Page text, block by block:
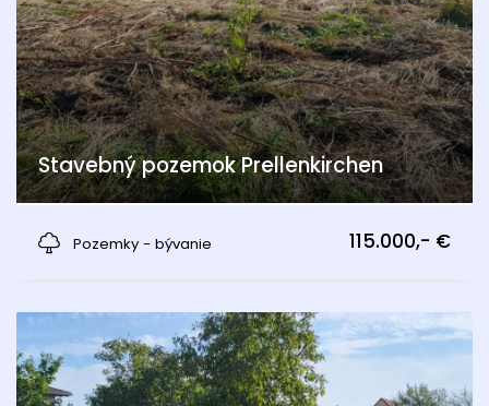
Stavebný pozemok Prellenkirchen
Pozemky - bývanie
115.000,- €